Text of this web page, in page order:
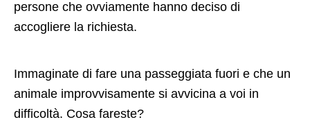
persone che ovviamente hanno deciso di
accogliere la richiesta.
Immaginate di fare una passeggiata fuori e che un
animale improvvisamente si avvicina a voi in
difficoltà. Cosa fareste?